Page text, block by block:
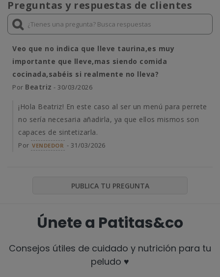
Preguntas y respuestas de clientes
Veo que no indica que lleve taurina,es muy
importante que lleve,mas siendo comida
cocinada,sabéis si realmente no lleva?
Por Beatriz - 30/03/2026
¡Hola Beatriz! En este caso al ser un menú para perrete
no sería necesaria añadirla, ya que ellos mismos son
capaces de sintetizarla.
Por VENDEDOR - 31/03/2026
PUBLICA TU PREGUNTA
Únete a Patitas&co
Consejos útiles de cuidado y nutrición para tu
peludo ♥️